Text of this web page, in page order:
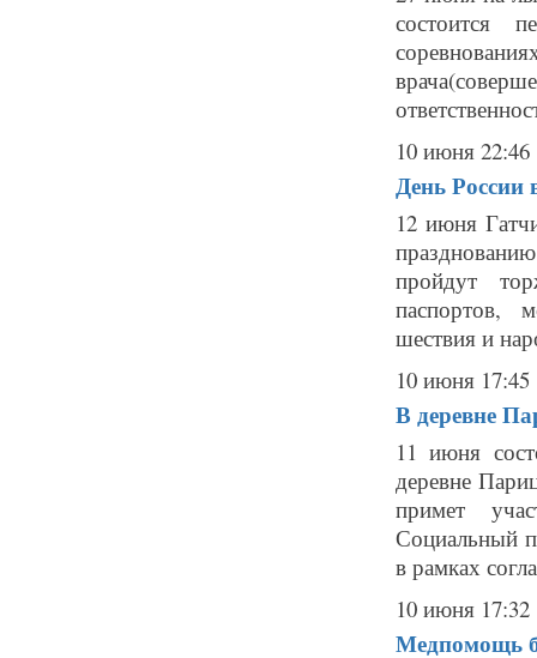
состоится
10 июня 22:46
День России
12 июня
пройдут
паспортов,
шествия и
10 июня 17:45
В деревне
11 июня
деревне
примет
Социальный
в рамках
10 июня 17:32
Медпомощь